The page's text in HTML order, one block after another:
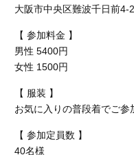
大阪市中央区難波千日前4-
【 参加料金 】
男性 5400円
女性 1500円
【 服装 】
お気に入りの普段着でご参
【 参加定員数 】
40名様